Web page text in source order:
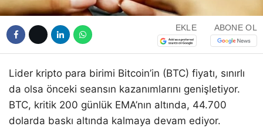
EKLE ABONE OL
Lider kripto para birimi Bitcoin’in (BTC) fiyatı, sınırlı
da olsa önceki seansın kazanımlarını genişletiyor.
BTC, kritik 200 günlük EMA’nın altında, 44.700
dolarda baskı altında kalmaya devam ediyor.